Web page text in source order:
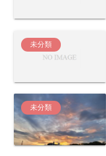
未分類
未分類